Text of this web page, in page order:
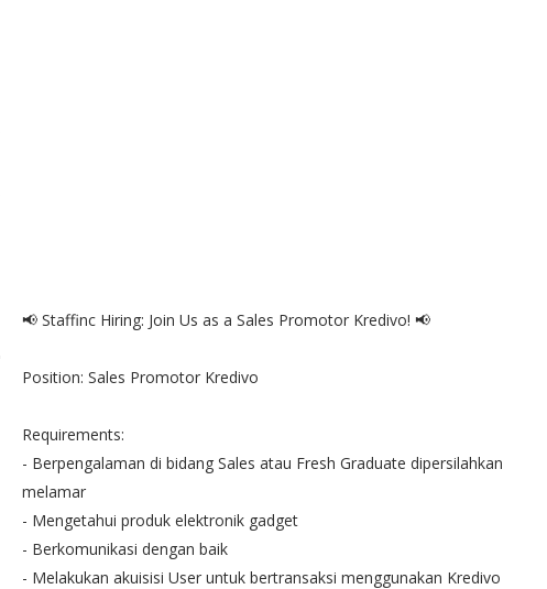
📢 Staffinc Hiring: Join Us as a Sales Promotor Kredivo! 📢
Position: Sales Promotor Kredivo
Requirements:
- Berpengalaman di bidang Sales atau Fresh Graduate dipersilahkan
melamar
- Mengetahui produk elektronik gadget
- Berkomunikasi dengan baik
- Melakukan akuisisi User untuk bertransaksi menggunakan Kredivo